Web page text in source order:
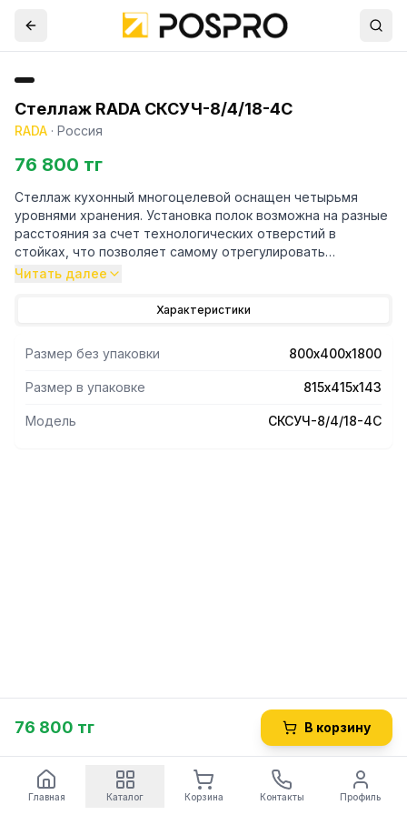
Стеллаж RADA СКСУЧ-8/4/18-4С
RADA · Россия
76 800 тг
Стеллаж кухонный многоцелевой оснащен четырьмя
уровнями хранения. Установка полок возможна на разные
расстояния за счет технологических отверстий в
стойках, что позволяет самому отрегулировать
расстояние между полками. Стойки выполнены в форме
мм. Материал стоек и полок - нержавеющая сталь AISI
Нагрузка на полку равнораспределенная 200 кг. Вес
полного комплекта 18 кг. Габариты упаковки полок
815х415х143 мм.
Читать далее
Характеристики
Размер без упаковки 800х400х1800
Размер в упаковке 815х415х143
Модель СКСУЧ-8/4/18-4С
76 800 тг В корзину
Главная Каталог Корзина Контакты Профиль